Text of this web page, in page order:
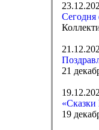
Сегодня
21
19